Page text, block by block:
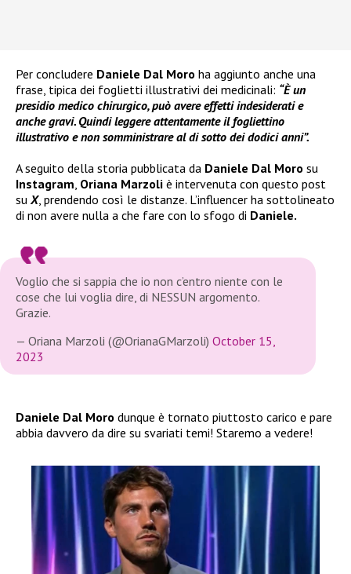
Per concludere Daniele Dal Moro ha aggiunto anche una
frase, tipica dei foglietti illustrativi dei medicinali: “È un
presidio medico chirurgico, può avere effetti indesiderati e
anche gravi. Quindi leggere attentamente il fogliettino
illustrativo e non somministrare al di sotto dei dodici anni”.
A seguito della storia pubblicata da Daniele Dal Moro su
Instagram Oriana Marzoli è intervenuta con questo post
su X, prendendo così le distanze. L’influencer ha sottolineato
di non avere nulla a che fare con lo sfogo di Daniele.
Voglio che si sappia che io non c’entro niente con le
cose che lui voglia dire, di NESSUN argomento.
Grazie.
— Oriana Marzoli (@OrianaGMarzoli) October 15,
2023
Daniele Dal Moro dunque è tornato piuttosto carico e pare
abbia davvero da dire su svariati temi! Staremo a vedere!